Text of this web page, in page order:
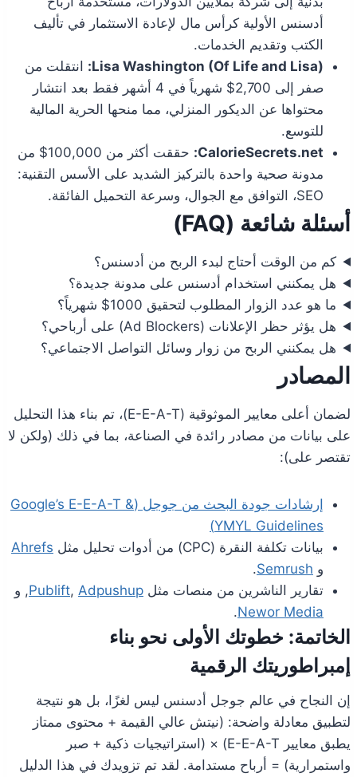
أدسنس الأولية كرأس مال لإعادة الاستثمار في تأليف
الكتب وتقديم الخدمات.
Lisa Washington (Of Life and Lisa): انتقلت من
صفر إلى 2,700$ شهرياً في 4 أشهر فقط بعد انتشار
محتواها عن الديكور المنزلي، مما منحها الحرية المالية
للتوسع.
CalorieSecrets.net:
حققت أكثر من 100,000$ من
مدونة صحية واحدة بالتركيز الشديد على الأسس التقنية:
SEO، التوافق مع الجوال، وسرعة التحميل الفائقة.
أسئلة شائعة (FAQ)
كم من الوقت أحتاج لبدء الربح من أدسنس؟
هل يمكنني استخدام أدسنس على مدونة جديدة؟
ما هو عدد الزوار المطلوب لتحقيق 1000$ شهرياً؟
هل يؤثر حظر الإعلانات (Ad Blockers) على أرباحي؟
هل يمكنني الربح من زوار وسائل التواصل الاجتماعي؟
المصادر
لضمان أعلى معايير الموثوقية (E-E-A-T)، تم بناء هذا التحليل
على بيانات من مصادر رائدة في الصناعة، بما في ذلك (ولكن لا
تقتصر على):
إرشادات جودة البحث من جوجل (Google’s E-E-A-T &
YMYL Guidelines)
بيانات تكلفة النقرة (CPC) من أدوات تحليل مثل
Ahrefs
و Semrush
.
تقارير الناشرين من منصات مثل
Publift, Adpushup
, و
Newor Media
.
الخاتمة: خطوتك الأولى نحو بناء
إمبراطوريتك الرقمية
إن النجاح في عالم جوجل أدسنس ليس لغزًا، بل هو نتيجة
لتطبيق معادلة واضحة: (نيتش عالي القيمة + محتوى ممتاز
يطبق معايير E-E-A-T) × (استراتيجيات ذكية + صبر
واستمرارية) = أرباح مستدامة. لقد تم تزويدك في هذا الدليل